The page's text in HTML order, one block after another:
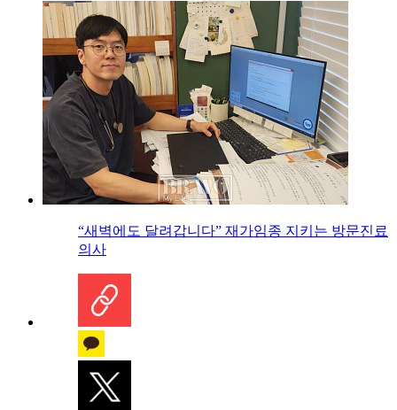
“새벽에도 달려갑니다” 재가임종 지키는 방문진료
의사